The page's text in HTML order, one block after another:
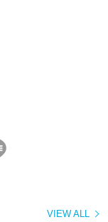
VIEW ALL